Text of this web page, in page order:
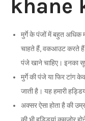
khane
मुर्गे के पंजों में बहुत अधिक
चाहते हैं, वकआउट करते
पंजे खाने चाहिए। इनका
मुर्गे की पंजे या फिर टांग
जाती है। यह हमारी
अक्सर ऐसा होता है की